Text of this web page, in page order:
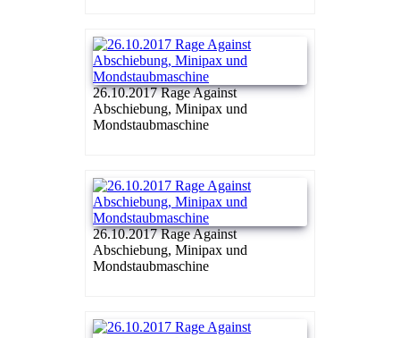
26.10.2017 Rage Against
Abschiebung, Minipax und
Mondstaubmaschine
26.10.2017 Rage Against
Abschiebung, Minipax und
Mondstaubmaschine